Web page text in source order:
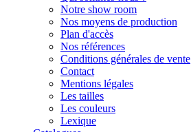
Notre show room
Nos moyens de production
Plan d'accès
Nos références
Conditions générales de vente
Contact
Mentions légales
Les tailles
Les couleurs
Lexique